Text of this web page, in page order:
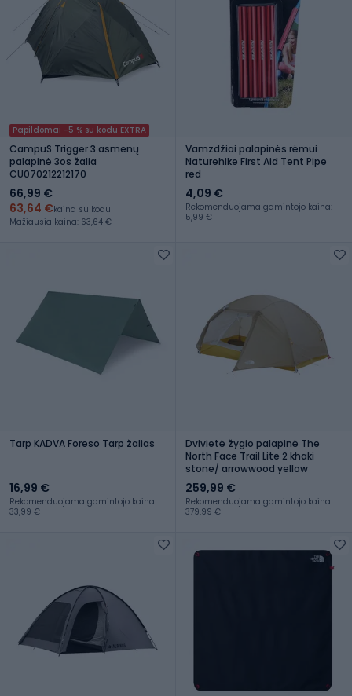
Papildomai -5 % su kodu EXTRA
CampuS Trigger 3 asmenų
palapinė 3os žalia
CU070212212170
66,99 €
63,64 €kaina su kodu
Mažiausia kaina: 63,64 €
Vamzdžiai palapinės rėmui
Naturehike First Aid Tent Pipe
red
4,09 €
Rekomenduojama gamintojo kaina:
5,99 €
Tarp KADVA Foreso Tarp žalias
16,99 €
Rekomenduojama gamintojo kaina:
33,99 €
Dvivietė žygio palapinė The
North Face Trail Lite 2 khaki
stone/ arrowwood yellow
259,99 €
Rekomenduojama gamintojo kaina:
379,99 €